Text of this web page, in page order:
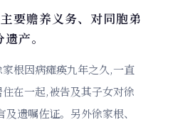
要赡养义务、对同胞弟
产。
根因病瘫痪九年之久,一直
在一起,被告及其子女对徐
遗嘱佐证。另外徐家根、